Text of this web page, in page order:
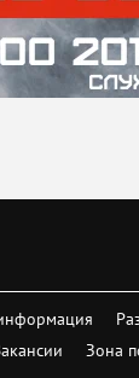
Зона